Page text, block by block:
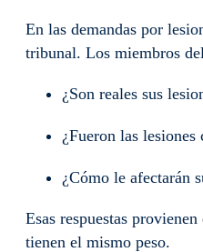
En las demandas por
tribunal. Los miembros
¿Son reales sus
¿Fueron las
¿Cómo le afectarán
Esas respuestas
tienen el mismo peso.